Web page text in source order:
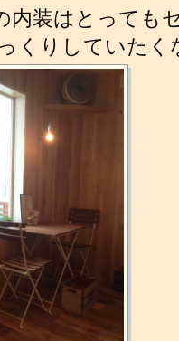
内装はとっても
くりしていたく